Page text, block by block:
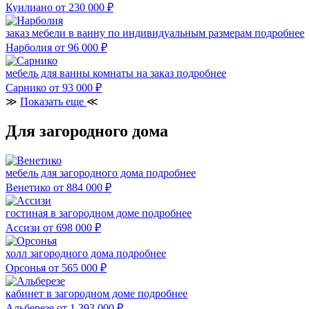
Куилиано от 230 000 ₽
заказ мебели в ванну по индивидуальным размерам подробнее
Нарболия от 96 000 ₽
мебель для ванны комнаты на заказ подробнее
Сарнико от 93 000 ₽
≫ Показать еще ≪
Для загородного дома
мебель для загородного дома подробнее
Венетико от 884 000 ₽
гостиная в загородном доме подробнее
Ассизи от 698 000 ₽
холл загородного дома подробнее
Орсонья от 565 000 ₽
кабинет в загородном доме подробнее